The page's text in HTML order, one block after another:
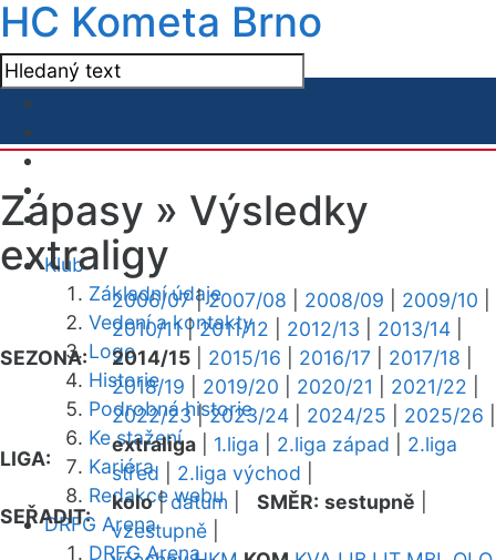
HC Kometa Brno
Klub
Základní údaje
Vedení a kontakty
Logo
Historie
Podrobná historie
Ke stažení
Kariéra
Redakce webu
DRFG Arena
DRFG Arena
Zápasy » Výsledky
extraligy
SEZONA:
2006/07|2007/08 2008/09 2009/10
2010/11|2011/12 2012/13 2013/14
2014/15
2015/16 2016/17 2017/18
2018/19
2019/20 2020/21 2021/22
2022/23|2023/24 2024/25 2025/26
LIGA:
extraliga 1.liga 2.liga západ
2.liga
střed
2.liga východ
SEŘADIT:
kolo|datum SMĚR: sestupně
vzestupně